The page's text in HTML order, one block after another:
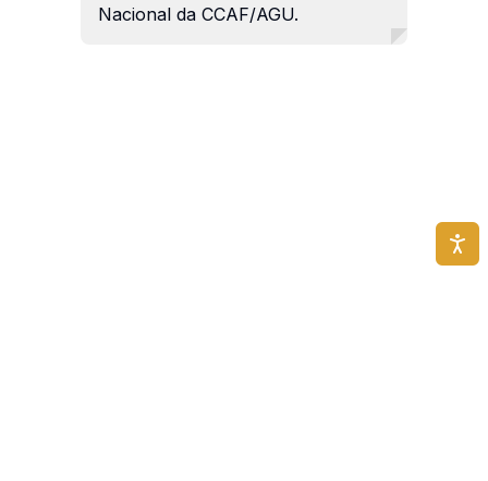
Nacional da CCAF/AGU.